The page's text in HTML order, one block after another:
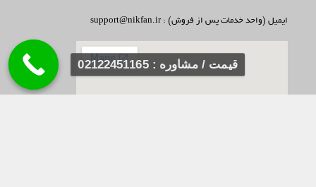
ایمیل (واحد خدمات پس از فروش) : support@nikfan.ir
قیمت / مشاوره : 02122451165